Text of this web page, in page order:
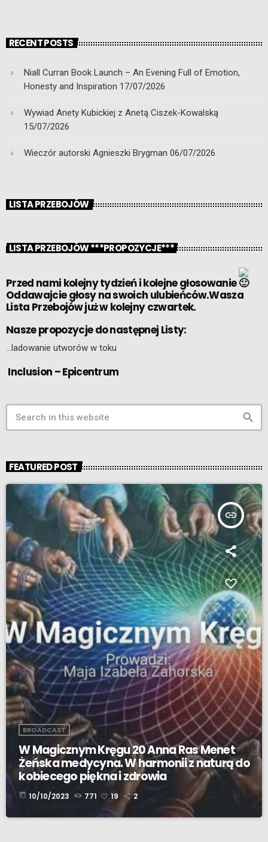
RECENT POSTS
Niall Curran Book Launch – An Evening Full of Emotion,
Honesty and Inspiration 17/07/2026
Wywiad Anety Kubickiej z Anetą Ciszek-Kowalską
15/07/2026
Wieczór autorski Agnieszki Brygman 06/07/2026
LISTA PRZEBOJÓW
LISTA PRZEBOJÓW ***PROPOZYCJE***
Przed nami kolejny tydzień i kolejne głosowanie
Oddawajcie głosy na swoich ulubieńców.Wasza
Lista Przebojów już w kolejny czwartek.
Nasze propozycje do następnej Listy:
…ladowanie utworów w toku
Inclusion – Epicentrum
search
FEATURED POST
insert_link
BROADCAST
W Magicznym Kręgu 20 Anna Ras Menet
Żeńska medycyna. W harmonii z naturą do
kobiecego piękna i zdrowia
today 10/10/2023 771 19 2